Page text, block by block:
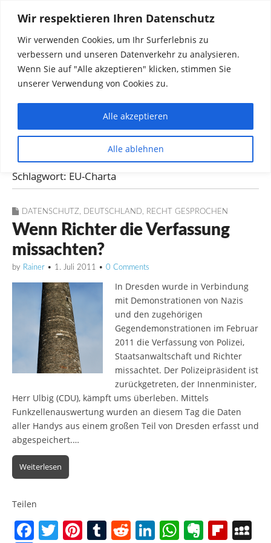
Wir respektieren Ihren Datenschutz
Wir verwenden Cookies, um Ihr Surferlebnis zu
verbessern und unseren Datenverkehr zu analysieren.
Wenn Sie auf "Alle akzeptieren" klicken, stimmen Sie
unserer Verwendung von Cookies zu.
Alle ablehnen
Alle akzeptieren
Rainer in Krawickel
Dinge die mich interessieren diskutieren
Schlagwort: EU-Charta
DATENSCHUTZ, DEUTSCHLAND, RECHT GESPROCHEN
Wenn Richter die Verfassung
missachten?
by Rainer • 1. Juli 2011 • 0 Comments
In Dresden wurde in Verbindung
mit Demonstrationen von Nazis
und den zugehörigen
Gegendemonstrationen im Februar
2011 die Verfassung von Polizei,
Staatsanwaltschaft und Richter
missachtet. Der Polizeipräsident ist
zurückgetreten, der Innenminister,
Herr Ulbig (CDU), kämpft ums überleben. Mittels
Funkzellenauswertung wurden an diesem Tag die Daten
aller Handys aus einem großen Teil von Dresden erfasst und
abgespeichert.…
Weiterlesen
Teilen
F T Pi T R Li W E Fl